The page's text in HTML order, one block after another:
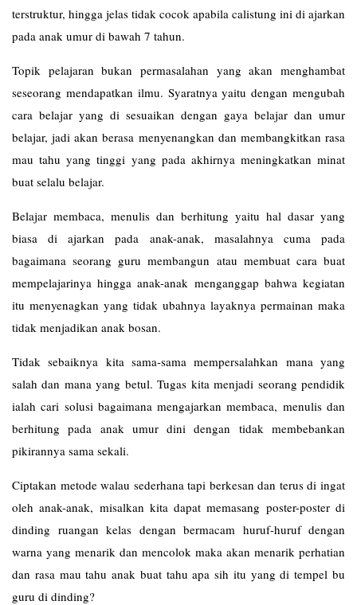
terstruktur, hingga jelas tidak cocok apabila calistung ini di ajarkan
pada anak umur di bawah 7 tahun.
Topik pelajaran bukan permasalahan yang akan menghambat
seseorang mendapatkan ilmu. Syaratnya yaitu dengan mengubah
cara belajar yang di sesuaikan dengan gaya belajar dan umur
belajar, jadi akan berasa menyenangkan dan membangkitkan rasa
mau tahu yang tinggi yang pada akhirnya meningkatkan minat
buat selalu belajar.
Belajar membaca, menulis dan berhitung yaitu hal dasar yang
biasa di ajarkan pada anak-anak, masalahnya cuma pada
bagaimana seorang guru membangun atau membuat cara buat
mempelajarinya hingga anak-anak menganggap bahwa kegiatan
itu menyenagkan yang tidak ubahnya layaknya permainan maka
tidak menjadikan anak bosan.
Tidak sebaiknya kita sama-sama mempersalahkan mana yang
salah dan mana yang betul. Tugas kita menjadi seorang pendidik
ialah cari solusi bagaimana mengajarkan membaca, menulis dan
berhitung pada anak umur dini dengan tidak membebankan
pikirannya sama sekali.
Ciptakan metode walau sederhana tapi berkesan dan terus di ingat
oleh anak-anak, misalkan kita dapat memasang poster-poster di
dinding ruangan kelas dengan bermacam huruf-huruf dengan
warna yang menarik dan mencolok maka akan menarik perhatian
dan rasa mau tahu anak buat tahu apa sih itu yang di tempel bu
guru di dinding?